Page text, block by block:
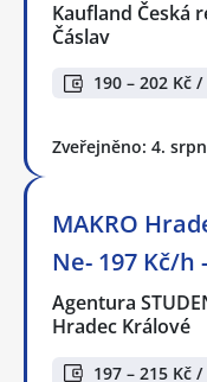
Kaufland Česká
Čáslav
190 – 202 Kč
Zveřejněno: 4.
MAKRO
Ne- 197 Kč/
Agentura
Hradec Králové
197 – 215 Kč